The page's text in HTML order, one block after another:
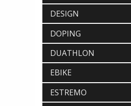
DESIGN
DOPING
DUATHLON
EBIKE
ESTREMO